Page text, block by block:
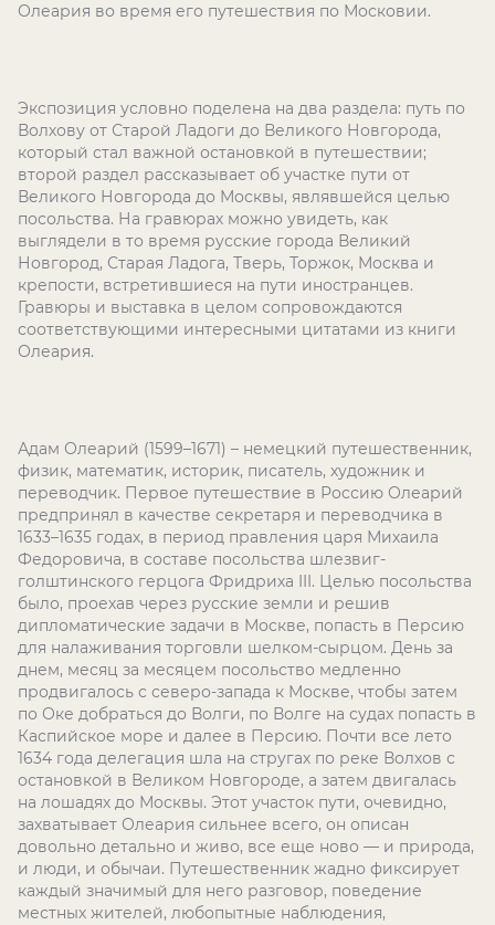
Олеария во время его путешествия по Московии.
Экспозиция условно поделена на два раздела: путь по
Волхову от Старой Ладоги до Великого Новгорода,
который стал важной остановкой в путешествии;
второй раздел рассказывает об участке пути от
Великого Новгорода до Москвы, являвшейся целью
посольства. На гравюрах можно увидеть, как
выглядели в то время русские города Великий
Новгород, Старая Ладога, Тверь, Торжок, Москва и
крепости, встретившиеся на пути иностранцев.
Гравюры и выставка в целом сопровождаются
соответствующими интересными цитатами из книги
Олеария.
Адам Олеарий (1599–1671) – немецкий путешественник,
физик, математик, историк, писатель, художник и
переводчик. Первое путешествие в Россию Олеарий
предпринял в качестве секретаря и переводчика в
1633–1635 годах, в период правления царя Михаила
Федоровича, в составе посольства шлезвиг-
голштинского герцога Фридриха III. Целью посольства
было, проехав через русские земли и решив
дипломатические задачи в Москве, попасть в Персию
для налаживания торговли шелком-сырцом. День за
днем, месяц за месяцем посольство медленно
продвигалось с северо-запада к Москве, чтобы затем
по Оке добраться до Волги, по Волге на судах попасть в
Каспийское море и далее в Персию. Почти все лето
1634 года делегация шла на стругах по реке Волхов с
остановкой в Великом Новгороде, а затем двигалась
на лошадях до Москвы. Этот участок пути, очевидно,
захватывает Олеария сильнее всего, он описан
довольно детально и живо, все еще ново — и природа,
и люди, и обычаи. Путешественник жадно фиксирует
каждый значимый для него разговор, поведение
местных жителей, любопытные наблюдения,